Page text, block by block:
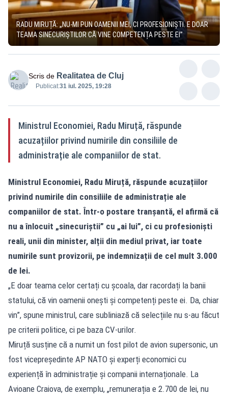
RADU MIRUȚĂ: „NU-MI PUN OAMENII MEI, CI PROFESIONIȘTI. E DOAR
TEAMA SINECURIȘTILOR CĂ VINE COMPETENȚA PESTE EI”
Scris de Realitatea de Cluj
Publicat:31 iul. 2025, 19:28
Ministrul Economiei, Radu Miruță, răspunde
acuzațiilor privind numirile din consiliile de
administrație ale companiilor de stat.
Ministrul Economiei, Radu Miruță, răspunde acuzațiilor
privind numirile din consiliile de administrație ale
companiilor de stat. Într-o postare tranșantă, el afirmă că
nu a înlocuit „sinecuriștii” cu „ai lui”, ci cu profesioniști
reali, unii din minister, alții din mediul privat, iar toate
numirile sunt provizorii, pe indemnizații de cel mult 3.000
de lei.
„E doar teama celor certați cu școala, dar racordați la banii
statului, că vin oamenii onești și competenți peste ei. Da, chiar
vin”, spune ministrul, care subliniază că selecțiile nu s-au făcut
pe criterii politice, ci pe baza CV-urilor.
Miruță susține că a numit un fost pilot de avion supersonic, un
fost vicepreședinte AP NATO și experți economici cu
experiență în administrație și companii internaționale. La
Avioane Craiova, de exemplu, „remunerația e 2.700 de lei, nu